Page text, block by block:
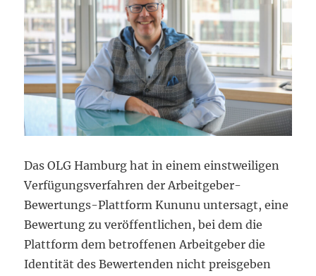
Das OLG Hamburg hat in einem einstweiligen
Verfügungsverfahren der Arbeitgeber-
Bewertungs-Plattform Kununu untersagt, eine
Bewertung zu veröffentlichen, bei dem die
Plattform dem betroffenen Arbeitgeber die
Identität des Bewertenden nicht preisgeben